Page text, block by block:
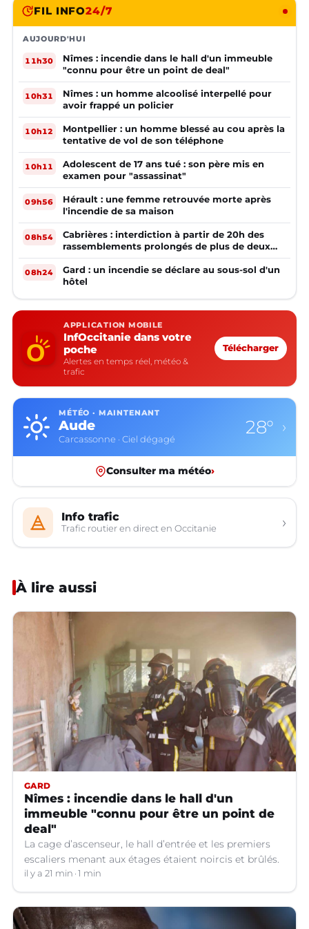
FIL INFO24/7
AUJOURD'HUI
11h30
Nîmes : incendie dans le hall d'un immeuble
"connu pour être un point de deal"
10h31
Nîmes : un homme alcoolisé interpellé pour
avoir frappé un policier
10h12
Montpellier : un homme blessé au cou après la
tentative de vol de son téléphone
10h11
Adolescent de 17 ans tué : son père mis en
examen pour "assassinat"
09h56
Hérault : une femme retrouvée morte après
l'incendie de sa maison
08h54
Cabrières : interdiction à partir de 20h des
rassemblements prolongés de plus de deux
mineurs non accompagnés d'un adulte
08h24
Gard : un incendie se déclare au sous-sol d'un
hôtel
APPLICATION MOBILE
InfOccitanie dans votre
poche
Alertes en temps réel, météo &
trafic
Télécharger
MÉTÉO · MAINTENANT
Aude
Carcassonne · Ciel dégagé
28° ›
Consulter ma météo›
Info trafic
Trafic routier en direct en Occitanie ›
À lire aussi
GARD
Nîmes : incendie dans le hall d'un
immeuble "connu pour être un point de
deal"
La cage d’ascenseur, le hall d’entrée et les premiers
escaliers menant aux étages étaient noircis et brûlés.
il y a 21 min 1 min